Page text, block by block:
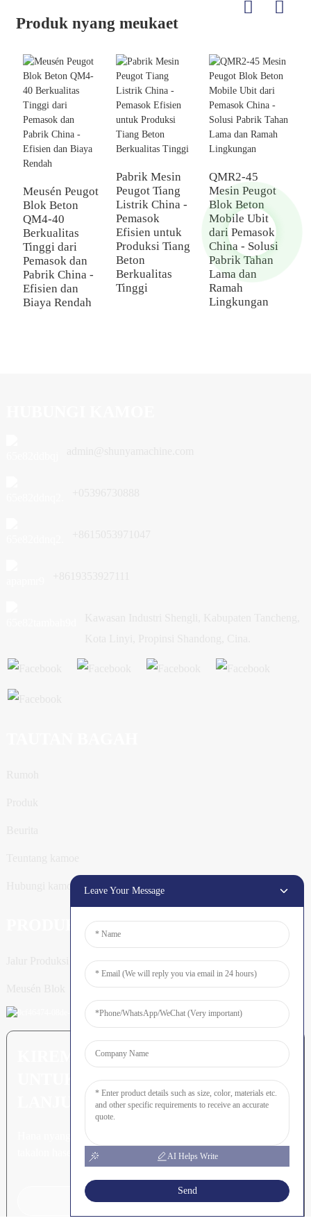
Produk nyang meukaet
Meusén Peugot
Blok Beton
QM4-40
Berkualitas
Tinggi dari
Pemasok dan
Pabrik China -
Efisien dan
Biaya Rendah
Pabrik Mesin
Peugot Tiang
Listrik China -
Pemasok
Efisien untuk
Produksi Tiang
Beton
Berkualitas
Tinggi
QMR2-45
Mesin Peugot
Blok Beton
Mobile Ubit
dari Pemasok
China - Solusi
Pabrik Tahan
Lama dan
Ramah
Lingkungan
Hubungi kamoe
Jalur Produksi Tiang
KIREM PERTANYAAN: SIAP
UNTUK MEURUNOE LEUBEH
Hana nyang leubeh jroh nibak
takalon hasee akhe.
Klik Keu Tanyoeng
Leave Your Message
AI Helps Write
Send